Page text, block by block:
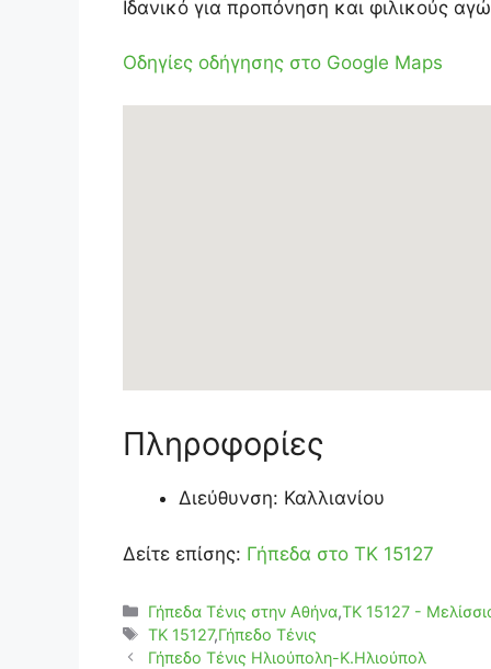
Ιδανικό για προπόνηση και φιλικούς
Οδηγίες οδήγησης στο Google Maps
Πληροφορίες
Διεύθυνση: Καλλιανίου
Δείτε επίσης: Γήπεδα στο ΤΚ 15127
Κατηγορίες
Γήπεδα Τένις στην Αθήνα,ΤΚ 15127 -
Ετικέτες
TK 15127,Γήπεδο Τένις
Γήπεδο Τένις Ηλιούπολη-Κ.Ηλιούπολ